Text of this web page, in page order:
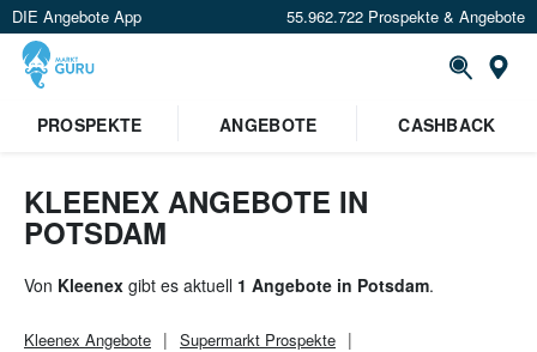
DIE Angebote App 55.962.722 Prospekte & Angebote
PROSPEKTE ANGEBOTE CASHBACK
KLEENEX ANGEBOTE IN
POTSDAM
Von Kleenex gibt es aktuell 1 Angebote in Potsdam.
Kleenex Angebote Supermarkt Prospekte